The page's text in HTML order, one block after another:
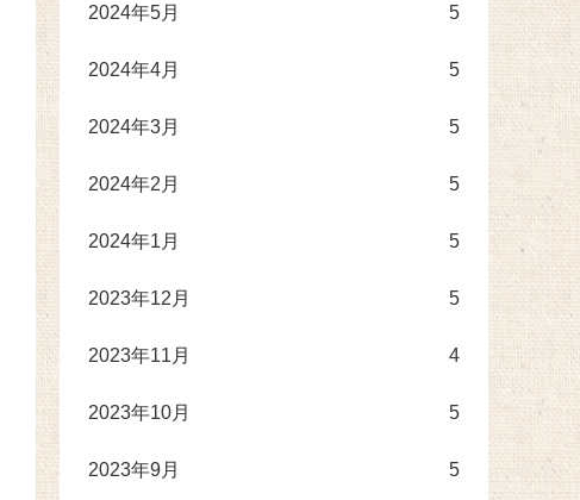
2024年5月 5
2024年4月 5
2024年3月 5
2024年2月 5
2024年1月 5
2023年12月 5
2023年11月 4
2023年10月 5
2023年9月 5